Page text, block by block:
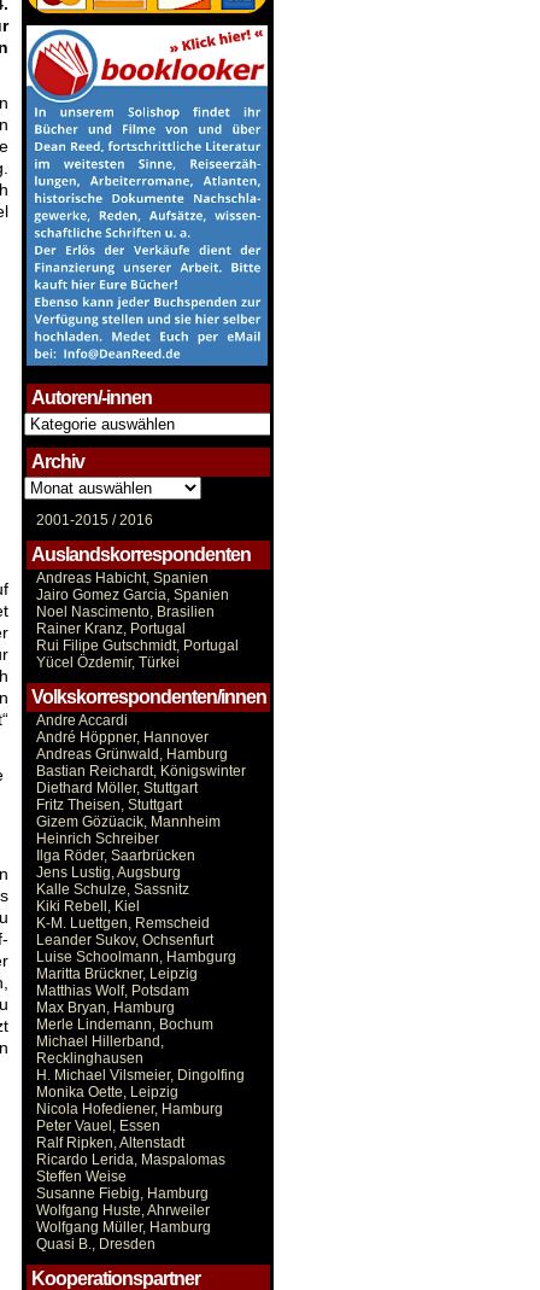
Autoren/-innen
Autoren/-
innen
Archiv
Archiv
2001-2015 /2016
Auslandskorrespondenten
Andreas Habicht, Spanien
Jairo Gomez Garcia, Spanien
Noel Nascimento, Brasilien
Rainer Kranz, Portugal
Rui Filipe Gutschmidt, Portugal
Yücel Özdemir, Türkei
Volkskorrespondenten/innen
Andre Accardi
André Höppner, Hannover
Andreas Grünwald, Hamburg
Bastian Reichardt, Königswinter
Diethard Möller, Stuttgart
Fritz Theisen, Stuttgart
Gizem Gözüacik, Mannheim
Heinrich Schreiber
Ilga Röder, Saarbrücken
Jens Lustig, Augsburg
Kalle Schulze, Sassnitz
Kiki Rebell, Kiel
K-M. Luettgen, Remscheid
Leander Sukov, Ochsenfurt
Luise Schoolmann, Hambgurg
Maritta Brückner, Leipzig
Matthias Wolf, Potsdam
Max Bryan, Hamburg
Merle Lindemann, Bochum
Michael Hillerband,
Recklinghausen
H. Michael Vilsmeier, Dingolfing
Monika Oette, Leipzig
Nicola Hofediener, Hamburg
Peter Vauel, Essen
Ralf Ripken, Altenstadt
Ricardo Lerida, Maspalomas
Steffen Weise
Susanne Fiebig, Hamburg
Wolfgang Huste, Ahrweiler
Wolfgang Müller, Hamburg
Quasi B., Dresden
Kooperationspartner